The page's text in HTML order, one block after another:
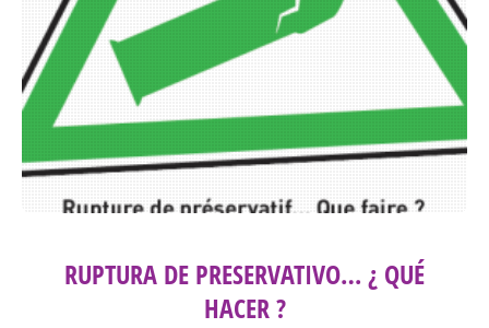
RUPTURA DE PRESERVATIVO… ¿ QUÉ
HACER ?